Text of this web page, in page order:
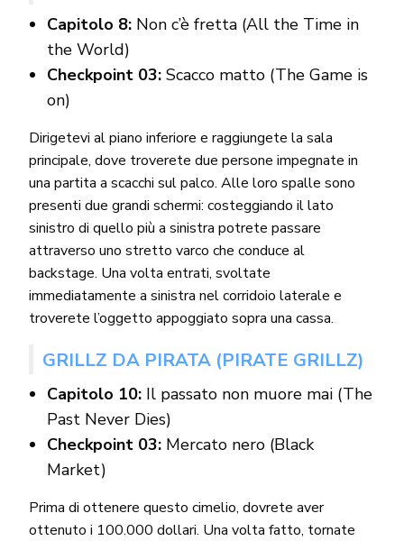
Capitolo 8:Non c’è fretta (All the Time in
the World)
Checkpoint 03:Scacco matto (The Game is
on)
Dirigetevi al piano inferiore e raggiungete la sala
principale, dove troverete due persone impegnate in
una partita a scacchi sul palco. Alle loro spalle sono
presenti due grandi schermi: costeggiando il lato
sinistro di quello più a sinistra potrete passare
attraverso uno stretto varco che conduce al
backstage. Una volta entrati, svoltate
immediatamente a sinistra nel corridoio laterale e
troverete l’oggetto appoggiato sopra una cassa.
GRILLZ DA PIRATA (PIRATE GRILLZ)
Capitolo 10:Il passato non muore mai (The
Past Never Dies)
Checkpoint 03:Mercato nero (Black
Market)
Prima di ottenere questo cimelio, dovrete aver
ottenuto i 100.000 dollari. Una volta fatto, tornate